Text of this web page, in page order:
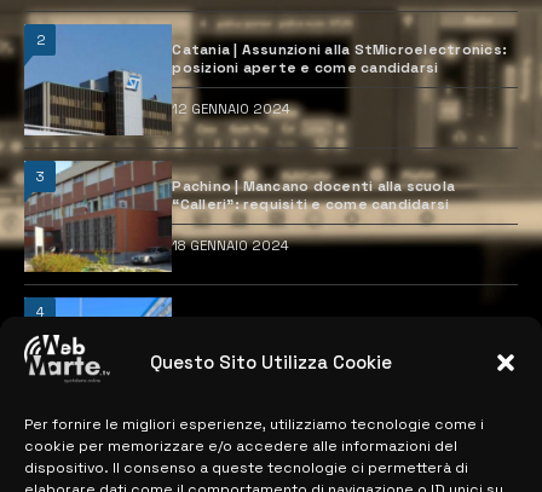
Questo Sito Utilizza Cookie
Per fornire le migliori esperienze, utilizziamo tecnologie come i
cookie per memorizzare e/o accedere alle informazioni del
dispositivo. Il consenso a queste tecnologie ci permetterà di
2
Catania | Assunzioni alla StMicroelectronics:
posizioni aperte e come candidarsi
12 GENNAIO 2024
3
Pachino | Mancano docenti alla scuola
“Calleri”: requisiti e come candidarsi
18 GENNAIO 2024
4
previste
MAPPA DEL SITO